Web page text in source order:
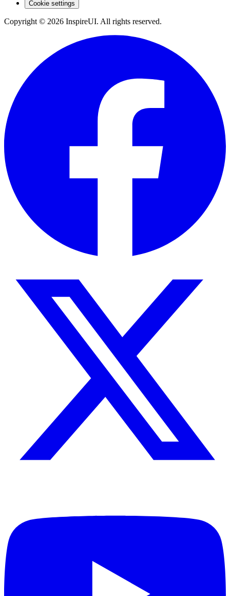
Cookie settings
Copyright © 2026 InspireUI. All rights reserved.